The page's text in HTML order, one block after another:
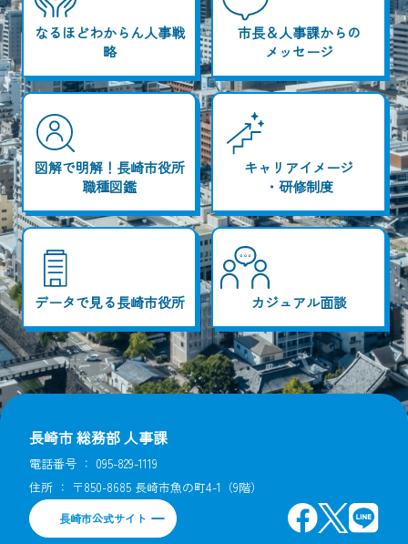
なるほどわからん人事戦
略
市長＆人事課からの
メッセージ
図解で明解！長崎市役所
職種図鑑
キャリアイメージ
・研修制度
データで見る長崎市役所 カジュアル面談
長崎市 総務部 人事課
電話番号 ： 095-829-1119
住所 ： 〒850-8685 長崎市魚の町4-1（9階）
長崎市公式サイト